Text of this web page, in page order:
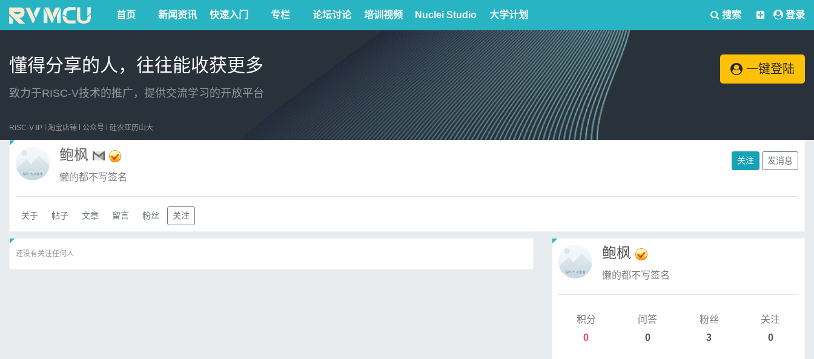
首页 新闻资讯 快速入门 专栏 论坛讨论 培训视频 Nuclei Studio 大学计划 搜索 登录
懂得分享的人，往往能收获更多
致力于RISC-V技术的推广，提供交流学习的开放平台
一键登陆
RISC-V IP 淘宝店铺 公众号 硅农亚历山大
鲍枫
懒的都不写签名
关注 发消息
关于 帖子 文章 留言 粉丝 关注
还没有关注任何人 鲍枫
懒的都不写签名
积分
0
问答
0
粉丝
3
关注
0